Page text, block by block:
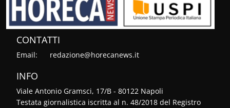
CONTATTI
Email: redazione@horecanews.it
INFO
Viale Antonio Gramsci, 17/B - 80122 Napoli
Testata giornalistica iscritta al n. 48/2018 del Registro